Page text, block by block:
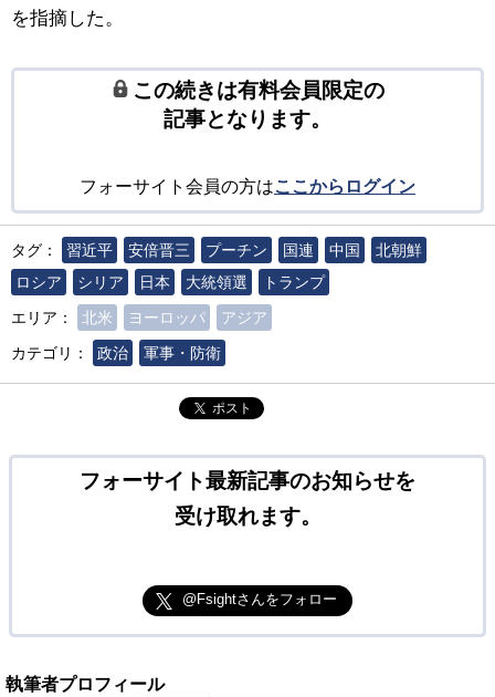
を指摘した。
この続きは有料会員限定の
記事となります。
フォーサイト会員の方はここからログイン
タグ： 習近平 安倍晋三 プーチン 国連 中国
北朝鮮
ロシア
シリア 日本 大統領選
トランプ
エリア：
北米 ヨーロッパ
アジア
カテゴリ：
政治 軍事・防衛
ポスト
フォーサイト最新記事のお知らせを
受け取れます。
@Fsightさんをフォロー
執筆者プロフィール